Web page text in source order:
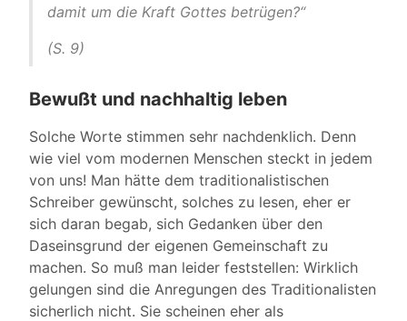
damit um die Kraft Gottes betrügen?“
(S. 9)
Bewußt und nachhaltig leben
Solche Worte stimmen sehr nachdenklich. Denn
wie viel vom modernen Menschen steckt in jedem
von uns! Man hätte dem traditionalistischen
Schreiber gewünscht, solches zu lesen, eher er
sich daran begab, sich Gedanken über den
Daseinsgrund der eigenen Gemeinschaft zu
machen. So muß man leider feststellen: Wirklich
gelungen sind die Anregungen des Traditionalisten
sicherlich nicht. Sie scheinen eher als